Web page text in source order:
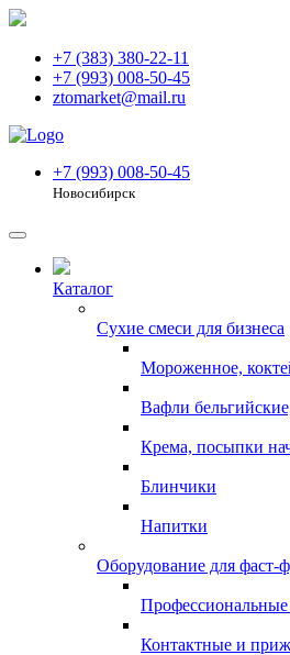
+7 (383) 380-22-11
+7 (993) 008-50-45
ztomarket@mail.ru
+7 (993) 008-50-45
Новосибирск
Каталог
Сухие смеси для бизнеса
Мороженное,
Вафли
Крема, посыпки
Блинчики
Напитки
Оборудование для фаст-
Контактные и